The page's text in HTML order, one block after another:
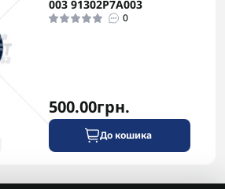
003 91302P7A003
0
500.00грн.
До кошика